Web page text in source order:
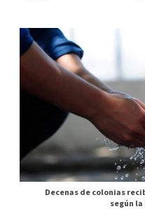
Decenas de colonias
según